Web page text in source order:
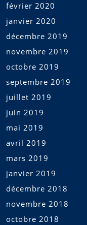
février 2020
janvier 2020
décembre 2019
novembre 2019
octobre 2019
septembre 2019
juillet 2019
juin 2019
mai 2019
avril 2019
mars 2019
janvier 2019
décembre 2018
novembre 2018
octobre 2018